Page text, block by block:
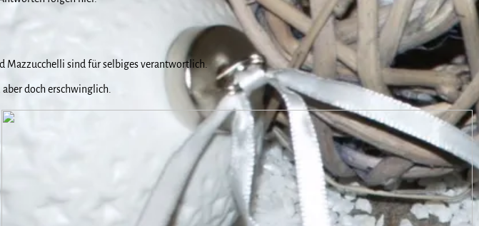
Mazzucchelli sind für selbiges verantwortlich.
aber doch erschwinglich.